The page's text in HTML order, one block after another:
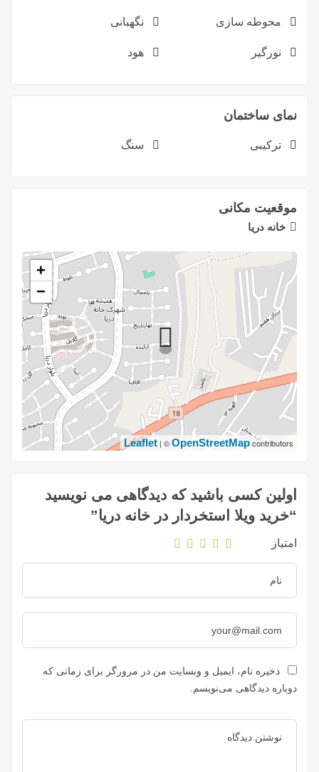
محوطه سازی نگهبانی
نورگیر هود
نمای ساختمان
ترکیبی سنگ
موقعیت مکانی
خانه دریا
+
−
Leaflet | ©OpenStreetMapcontributors
اولین کسی باشید که دیدگاهی می نویسید
“خرید ویلا استخردار در خانه دریا”
امتیاز
ذخیره نام، ایمیل و وبسایت من در مرورگر برای زمانی که
دوباره دیدگاهی می‌نویسم.